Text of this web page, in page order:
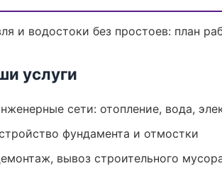
и водостоки без простоев: план
услуги
сети: отопление, вода,
фундамента и отмостки
вывоз строительного